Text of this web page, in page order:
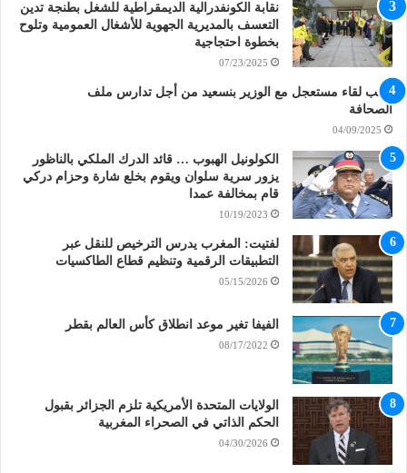
نقابة الكونفدرالية الديمقراطية للشغل بطنجة تدين
التعسف بالمديرية الجهوية للأشغال العمومية وتلوح
بخطوة احتجاجية
07/23/2025
طلب لقاء مستعجل مع الوزير بنسعيد من أجل تدارس ملف
الصحافة
04/09/2025
الكولونيل الهبوب … قائد الدرك الملكي بالناظور
يزور سرية سلوان ويقوم بخلع شارة وحزام دركي
قام بمخالفة عمدا
10/19/2023
لفتيت: المغرب يدرس الترخيص للنقل عبر
التطبيقات الرقمية وتنظيم قطاع الطاكسيات
05/15/2026
الفيفا تغير موعد انطلاق كأس العالم بقطر
08/17/2022
الولايات المتحدة الأمريكية تلزم الجزائر بقبول
الحكم الذاتي في الصحراء المغربية
04/30/2026